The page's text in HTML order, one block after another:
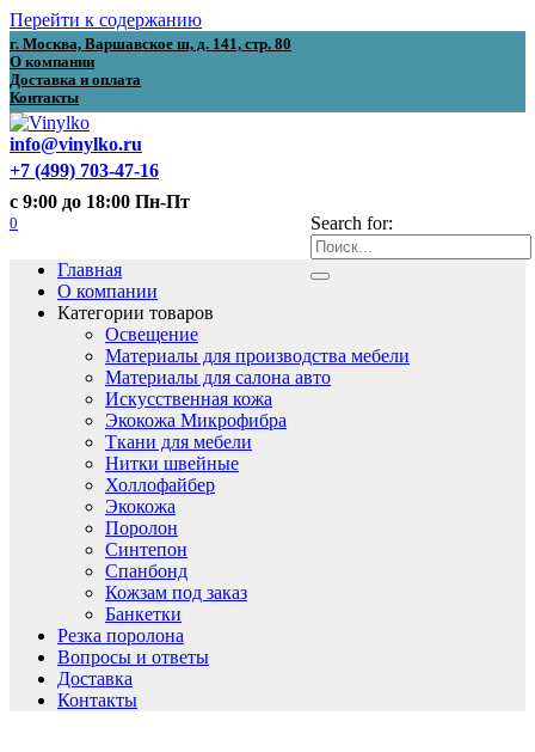
Перейти к содержанию
г. Москва, Варшавское ш, д. 141, стр. 80
О компании
Доставка и оплата
Контакты
info@vinylko.ru
+7 (499) 703-47-16
с 9:00 до 18:00 Пн-Пт
Search for:
0
Главная
О компании
Категории товаров
Освещение
Материалы для производства мебели
Материалы для салона авто
Искусственная кожа
Экокожа Микрофибра
Ткани для мебели
Нитки швейные
Холлофайбер
Экокожа
Поролон
Синтепон
Спанбонд
Кожзам под заказ
Банкетки
Резка поролона
Вопросы и ответы
Доставка
Контакты